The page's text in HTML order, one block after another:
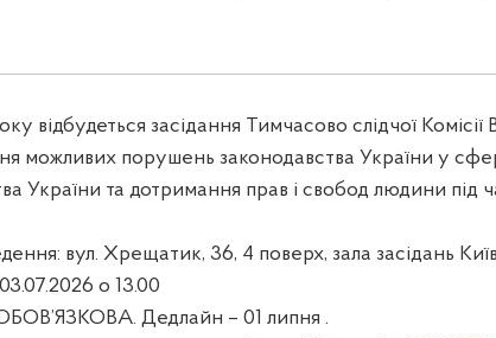
відбудеться засідання Тимчасово слідчої
можливих порушень законодавства України у
України та дотримання прав і свобод людини під
вул. Хрещатик, 36, 4 поверх, зала засідань
о 13.00
Дедлайн – 01 липня .